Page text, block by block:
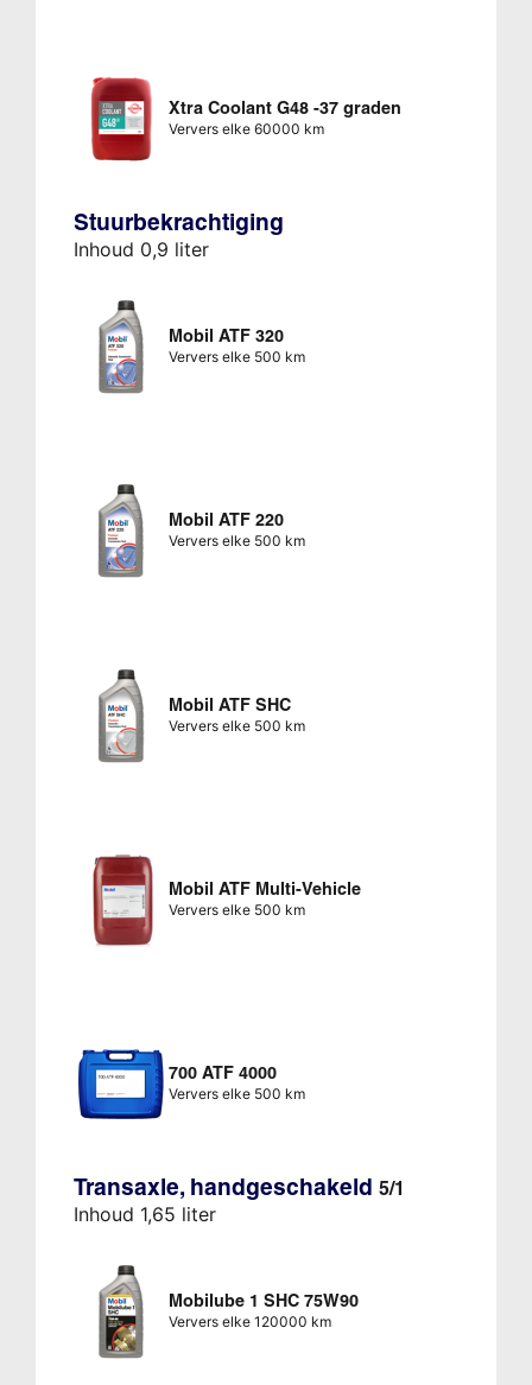
Xtra Coolant G48 -37 graden
Ververs elke 60000 km
Stuurbekrachtiging
Inhoud 0,9 liter
Mobil ATF 320
Ververs elke 500 km
Mobil ATF 220
Ververs elke 500 km
Mobil ATF SHC
Ververs elke 500 km
Mobil ATF Multi-Vehicle
Ververs elke 500 km
700 ATF 4000
Ververs elke 500 km
Transaxle, handgeschakeld 5/1
Inhoud 1,65 liter
Mobilube 1 SHC 75W90
Ververs elke 120000 km